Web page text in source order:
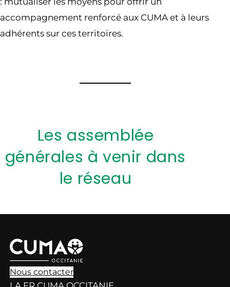
accompagnement renforcé aux CUMA et à leurs
adhérents sur ces territoires.
Les assemblée
générales à venir dans
le réseau
Nous contacter